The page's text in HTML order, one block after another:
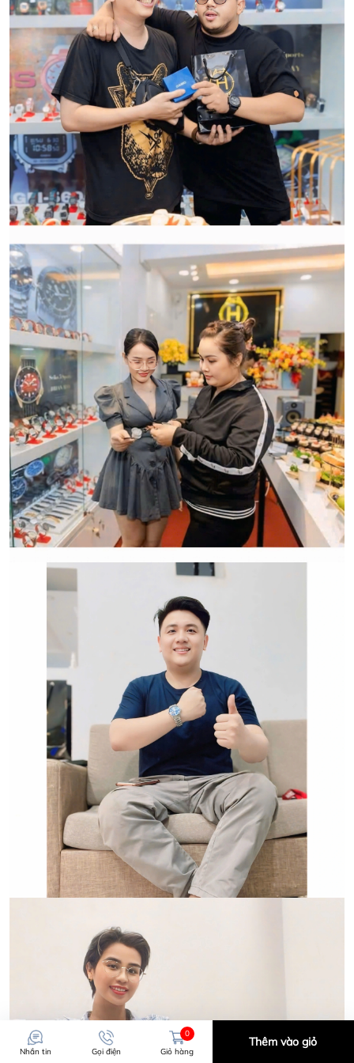
HWATCH Chuyên Nhập khẩu Và Phân Phối Các Loại
Đồng Hồ Chính Hãng
CẢM ƠN QUÝ KHÁCH ĐÃ TIN TƯỞNG VÀ ỦNG HỘ
HWATCH CHUYÊN NHẬP KHẨU và PHÂN PHỐI CÁC
LOẠI ĐỒNG HỒ CHÍNH HÃNG.
Qui trình xử lý thủ tục đổi trả
hàng:
CẢM ƠN QUÝ KHÁCH ĐÃ TIN TƯỞNG VÀ ỦNG HỘ
HWATCH CHUYÊN NHẬP KHẨU và PHÂN PHỐI CÁC
LOẠI ĐỒNG HỒ CHÍNH HÃNG.
Nhắn tin Gọi điện
0
Giỏ hàng
Thêm vào giỏ